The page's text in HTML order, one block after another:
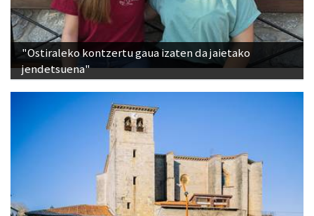
"Ostiraleko kontzertu gaua izaten da jaietako
jendetsuena"